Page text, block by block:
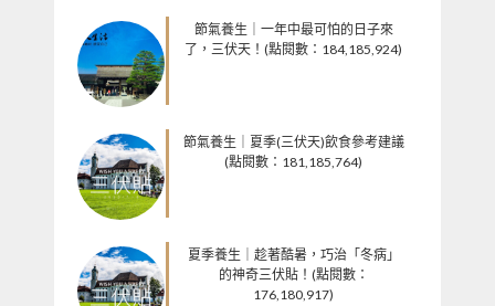
節氣養生｜一年中最可怕的日子來
了，三伏天！(點閱數：184,185,924)
節氣養生｜夏季(三伏天)飲食參考建議
(點閱數：181,185,764)
夏季養生｜趁著酷暑，巧治「冬病」
的神奇三伏貼！(點閱數：
176,180,917)